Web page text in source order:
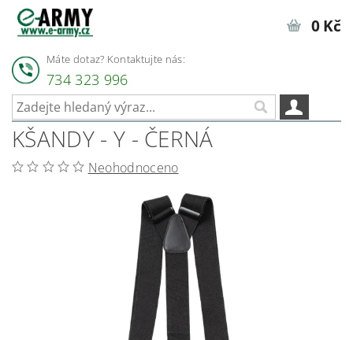
Máte dotaz? Kontaktujte nás:
734 323 996
0 Kč
KŠANDY - Y - ČERNÁ
Neohodnoceno